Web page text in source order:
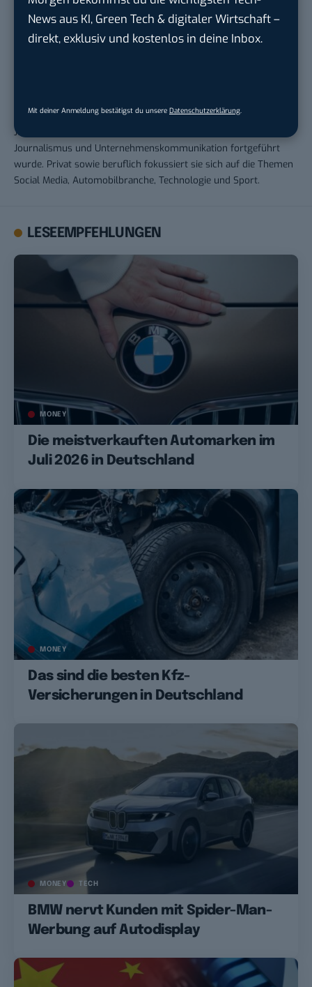
News aus KI, Green Tech & digitaler Wirtschaft –
direkt, exklusiv und kostenlos in deine Inbox.
Mit deiner Anmeldung bestätigst du unsere Datenschutzerklärung.
während ihrer Schulzeit begann 2011 ihre Arbeit als freie
Journalistin, die 2013 durch das Studium im Fachbereich
Journalismus und Unternehmenskommunikation fortgeführt
wurde. Privat sowie beruflich fokussiert sie sich auf die Themen
Social Media, Automobilbranche, Technologie und Sport.
LESEEMPFEHLUNGEN
MONEY
Die meistverkauften Automarken im
Juli 2026 in Deutschland
MONEY
Das sind die besten Kfz-
Versicherungen in Deutschland
MONEY TECH
BMW nervt Kunden mit Spider-Man-
Werbung auf Autodisplay